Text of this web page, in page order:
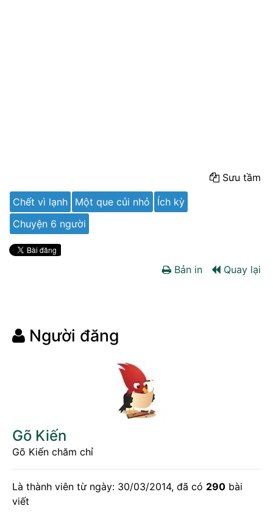
Sưu tầm
Chết vì lạnh
Một que củi nhỏ
Ích kỳ
Chuyện 6 người
Bản in Quay lại
Người đăng
Gõ Kiến
Gõ Kiến chăm chỉ
Là thành viên từ ngày: 30/03/2014, đã có 290 bài
viết